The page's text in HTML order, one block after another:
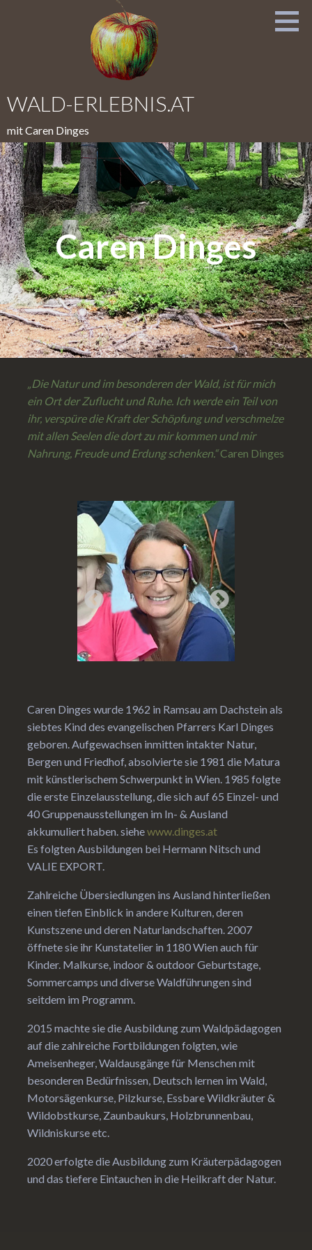
WALD-ERLEBNIS.AT
mit Caren Dinges
Caren Dinges
„Die Natur und im besonderen der Wald, ist für mich
ein Ort der Zuflucht und Ruhe. Ich werde ein Teil von
ihr, verspüre die Kraft der Schöpfung und verschmelze
mit allen Seelen die dort zu mir kommen und mir
Nahrung, Freude und Erdung schenken.“Caren Dinges
Caren Dinges wurde 1962 in Ramsau am Dachstein als
siebtes Kind des evangelischen Pfarrers Karl Dinges
geboren. Aufgewachsen inmitten intakter Natur,
Bergen und Friedhof, absolvierte sie 1981 die Matura
mit künstlerischem Schwerpunkt in Wien. 1985 folgte
die erste Einzelausstellung, die sich auf 65 Einzel- und
40 Gruppenausstellungen im In- & Ausland
akkumuliert haben. siehewww.dinges.at
Es folgten Ausbildungen bei Hermann Nitsch und
VALIE EXPORT.
Zahlreiche Übersiedlungen ins Ausland hinterließen
einen tiefen Einblick in andere Kulturen, deren
Kunstszene und deren Naturlandschaften. 2007
öffnete sie ihr Kunstatelier in 1180 Wien auch für
Kinder. Malkurse, indoor & outdoor Geburtstage,
Sommercamps und diverse Waldführungen sind
seitdem im Programm.
2015 machte sie die Ausbildung zum Waldpädagogen
auf die zahlreiche Fortbildungen folgten, wie
Ameisenheger, Waldausgänge für Menschen mit
besonderen Bedürfnissen, Deutsch lernen im Wald,
Motorsägenkurse, Pilzkurse, Essbare Wildkräuter &
Wildobstkurse, Zaunbaukurs, Holzbrunnenbau,
Wildniskurse etc.
2020 erfolgte die Ausbildung zum Kräuterpädagogen
und das tiefere Eintauchen in die Heilkraft der Natur.